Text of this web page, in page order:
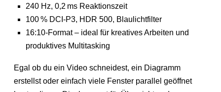
240 Hz, 0,2 ms Reaktionszeit
100 % DCI-P3, HDR 500, Blaulichtfilter
16:10-Format – ideal für kreatives Arbeiten und
produktives Multitasking
Egal ob du ein Video schneidest, ein Diagramm
erstellst oder einfach viele Fenster parallel geöffnet